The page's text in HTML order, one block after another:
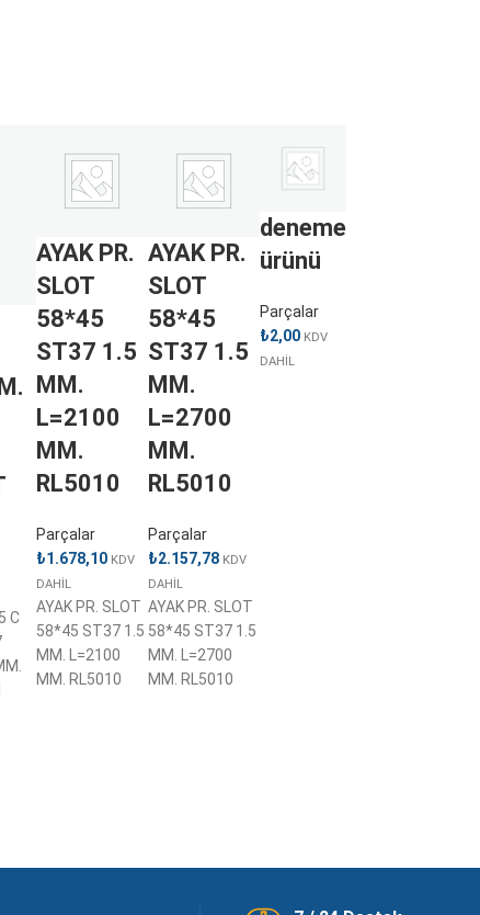
C
AYAK PR.
SLOT
58*45
ST37 1.5
MM.
L=2100
MM.
RL5010
Parçalar
₺1.678,10 KDV
DAHİL
AYAK PR. SLOT
58*45 ST37 1.5
MM. L=2100
MM. RL5010
AYAK PR.
SLOT
58*45
ST37 1.5
MM.
L=2700
MM.
RL5010
Parçalar
₺2.157,78 KDV
DAHİL
AYAK PR. SLOT
58*45 ST37 1.5
MM. L=2700
MM. RL5010
deneme
ürünü
Parçalar
₺2,00 KDV
DAHİL